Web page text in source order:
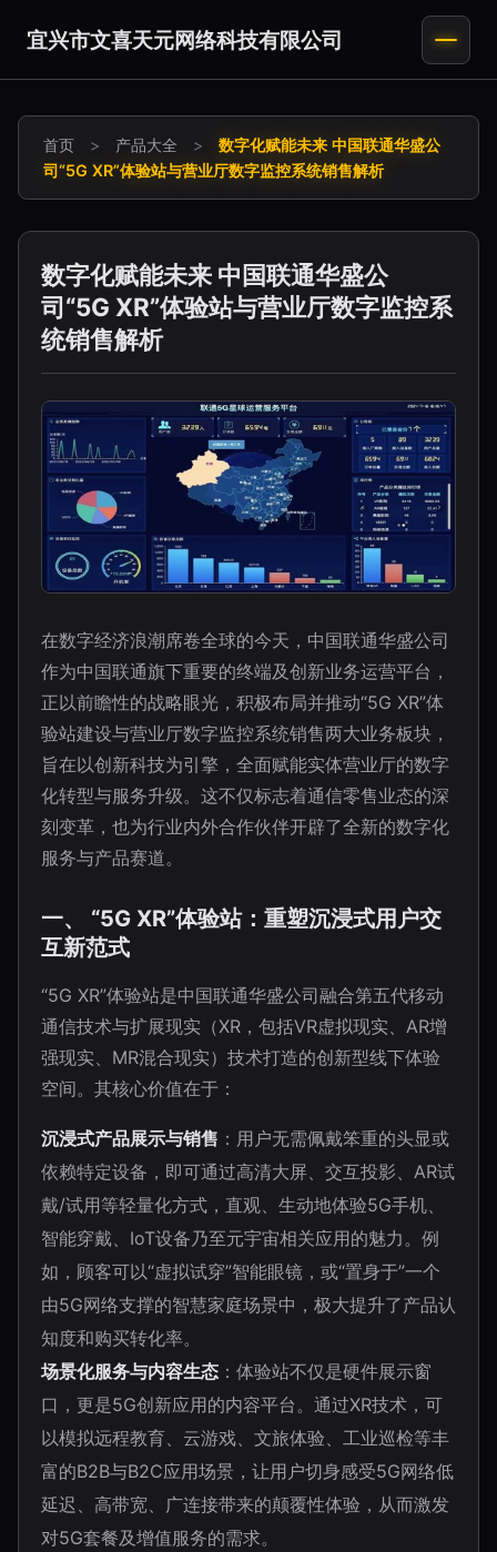
宜兴市文喜天元网络科技有限公司
首页 > 产品大全 >
数字化赋能未来 中国联通华盛公
司“5G XR”体验站与营业厅数字监控系统销售解析
数字化赋能未来 中国联通华盛公
司“5G XR”体验站与营业厅数字监控系
统销售解析
在数字经济浪潮席卷全球的今天，中国联通华盛公司
作为中国联通旗下重要的终端及创新业务运营平台，
正以前瞻性的战略眼光，积极布局并推动“5G XR”体
验站建设与营业厅数字监控系统销售两大业务板块，
旨在以创新科技为引擎，全面赋能实体营业厅的数字
化转型与服务升级。这不仅标志着通信零售业态的深
刻变革，也为行业内外合作伙伴开辟了全新的数字化
服务与产品赛道。
一、 “5G XR”体验站：重塑沉浸式用户交
互新范式
“5G XR”体验站是中国联通华盛公司融合第五代移动
通信技术与扩展现实（XR，包括VR虚拟现实、AR增
强现实、MR混合现实）技术打造的创新型线下体验
空间。其核心价值在于：
沉浸式产品展示与销售 ：用户无需佩戴笨重的头显或
依赖特定设备，即可通过高清大屏、交互投影、AR试
戴/试用等轻量化方式，直观、生动地体验5G手机、
智能穿戴、IoT设备乃至元宇宙相关应用的魅力。例
如，顾客可以“虚拟试穿”智能眼镜，或“置身于”一个
由5G网络支撑的智慧家庭场景中，极大提升了产品认
知度和购买转化率。
场景化服务与内容生态 ：体验站不仅是硬件展示窗
口，更是5G创新应用的内容平台。通过XR技术，可
以模拟远程教育、云游戏、文旅体验、工业巡检等丰
富的B2B与B2C应用场景，让用户切身感受5G网络低
延迟、高带宽、广连接带来的颠覆性体验，从而激发
对5G套餐及增值服务的需求。